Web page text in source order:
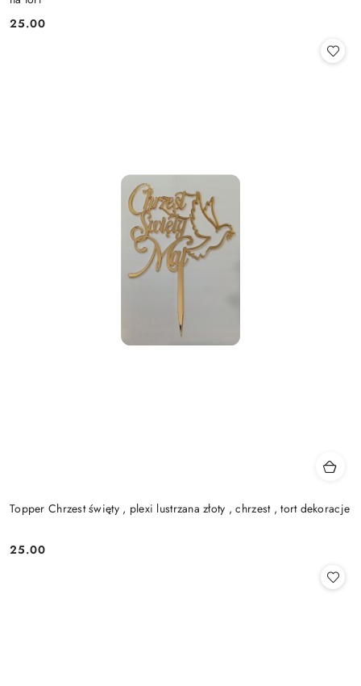
Cena:
25.00
Topper Chrzest święty , plexi lustrzana złoty , chrzest , tort dekoracje
Cena:
25.00